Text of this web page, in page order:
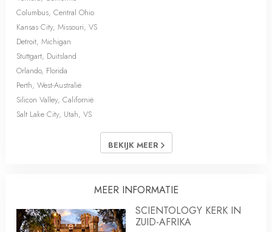
Columbus, Central Ohio
Kansas City, Missouri, VS
Detroit, Michigan
Stuttgart, Duitsland
Orlando, Florida
Perth, West-Australië
Silicon Valley, Californië
Salt Lake City, Utah, VS
BEKIJK MEER
MEER INFORMATIE
SCIENTOLOGY KERK IN
ZUID-AFRIKA